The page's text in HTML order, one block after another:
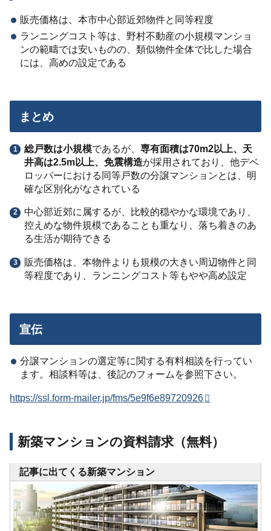
販売価格は、本市中心部近郊物件と同等程度
ランニングコスト等は、野村不動産の小規模マンショ
ンの範疇では安いものの、類似物件全体で比した場合
には、高めの設定である
まとめ
総戸数は小規模であるが、 専有面積は70m2以上、天
井高は2.5m以上、免震構造が採用されており、他デベ
ロッパーにおける同等戸数の分譲マンションとは、明
確な区別化がなされている
中心部近郊に属するが、比較的穏やかな環境であり、
控えめな物件規模であることも重なり、落ち着きのあ
る生活が期待できる
販売価格は、本物件よりも規模の大きい周辺物件と同
等程度であり、ランニングコスト等もやや高め設定
宣伝
分譲マンションの選定等に関する有料相談を行ってい
ます。相談料等は、後記のフォームを参照下さい。
https://ssl.form-mailer.jp/fms/5e9f6e89720926
新築マンションの資料請求（無料）
記事に出てくる新築マンション